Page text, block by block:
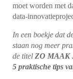
moet worden met
data-
In een boekje dat
staan nog meer
de titelZO MAAK
5 praktische tips